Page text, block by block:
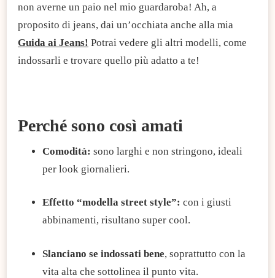
non averne un paio nel mio guardaroba! Ah, a
proposito di jeans, dai un’occhiata anche alla mia
Guida ai Jeans! Potrai vedere gli altri modelli, come
indossarli e trovare quello più adatto a te!
Perché sono così amati
Comodità: sono larghi e non stringono, ideali
per look giornalieri.
Effetto “modella street style”: con i giusti
abbinamenti, risultano super cool.
Slanciano se indossati bene, soprattutto con la
vita alta che sottolinea il punto vita.